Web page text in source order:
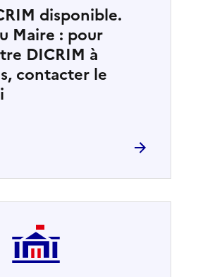
disponible.
Maire : pour
DICRIM à
contacter le